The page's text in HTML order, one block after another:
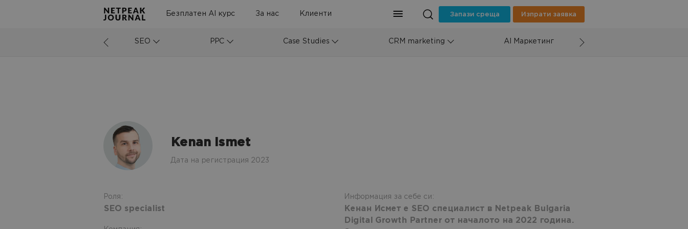
Безплатен AI курс За нас Клиенти Запази среща Изпрати заявка
SEO PPC Case Studies CRM marketing AI Маркетинг
Kenan Ismet
Дата на регистрация 2023
Роля:
SEO specialist
Информация за себе си:
Кенан Исмет е SEO специалист в Netpeak Bulgaria
Digital Growth Partner от началото на 2022 година.